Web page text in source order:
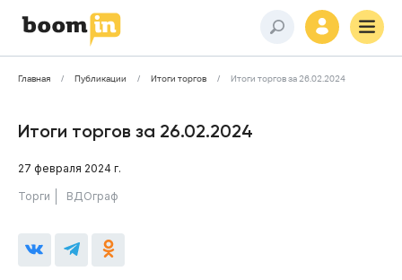
Главная Публикации Итоги торгов Итоги торгов за 26.02.2024
Итоги торгов за 26.02.2024
27 февраля 2024 г.
Торги ВДОграф